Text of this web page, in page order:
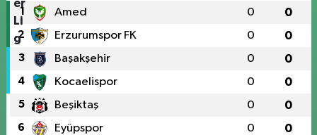
1 Amed 0 0
2 Erzurumspor FK 0 0
3 Başakşehir 0 0
4 Kocaelispor 0 0
5 Beşiktaş 0 0
6 Eyüpspor 0 0